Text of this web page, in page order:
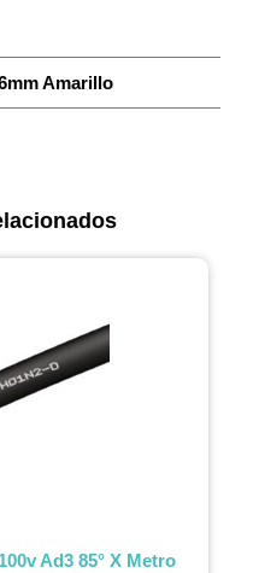
Amarillo
Ad3 85° X Metro